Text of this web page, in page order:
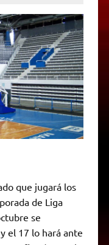
que jugará los
de Liga
se
el 17 lo hará ante